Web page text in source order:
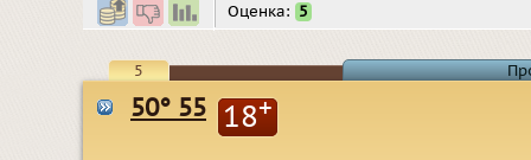
Оценка: 5
5
50° 55 18+